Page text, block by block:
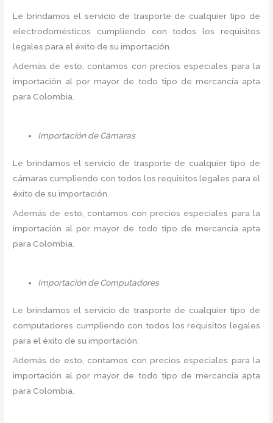
Le brindamos el servicio de trasporte de cualquier tipo de
electrodomésticos cumpliendo con todos los requisitos
legales para el éxito de su importación.
Además de esto, contamos con precios especiales para la
importación al por mayor de todo tipo de mercancía apta
para Colombia.
Importación de Cámaras
Le brindamos el servicio de trasporte de cualquier tipo de
cámaras cumpliendo con todos los requisitos legales para el
éxito de su importación.
Además de esto, contamos con precios especiales para la
importación al por mayor de todo tipo de mercancía apta
para Colombia.
Importación de Computadores
Le brindamos el servicio de trasporte de cualquier tipo de
computadores cumpliendo con todos los requisitos legales
para el éxito de su importación.
Además de esto, contamos con precios especiales para la
importación al por mayor de todo tipo de mercancía apta
para Colombia.